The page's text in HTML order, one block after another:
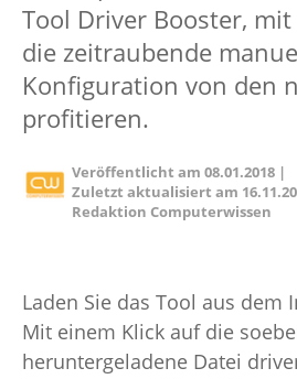
Tool Driver Booster,
die zeitraubende
Konfiguration von den
profitieren.
Veröffentlicht am08.01.2018 |
Zuletzt aktualisiert am
Redaktion Computerwissen
Laden Sie das Tool aus dem
Mit einem Klick auf die
heruntergeladene Datei